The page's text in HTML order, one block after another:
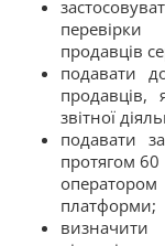
продавців
подавати
продавців,
звітної
подавати
протягом 60
платформи;